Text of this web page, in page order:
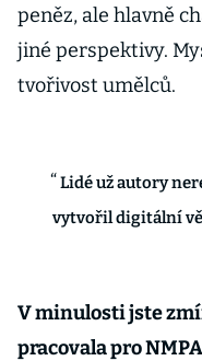
peněz, ale hlavně
jiné perspektivy.
tvořivost umělců.
Lidé už autory
vytvořil digitální
V minulosti jste
pracovala pro